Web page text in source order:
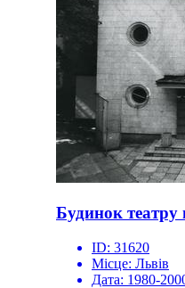
Будинок театру
ID: 31620
Місце: Львів
Дата: 1980-